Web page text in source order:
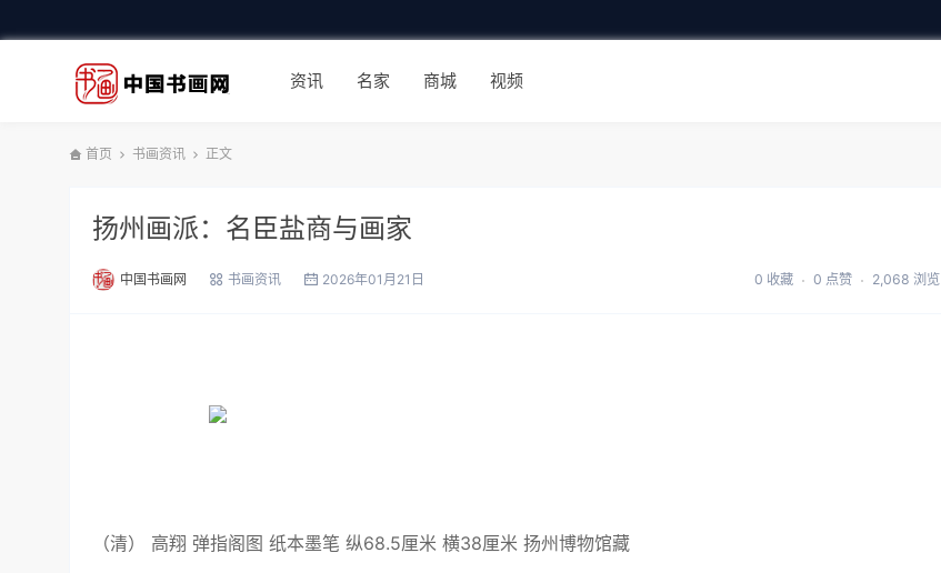
资讯 名家 商城 视频
首页 书画资讯 正文
扬州画派：名臣盐商与画家
中国书画网 书画资讯 2026年01月21日 0 收藏 0 点赞 2,068 浏览
（清） 高翔 弹指阁图 纸本墨笔 纵68.5厘米 横38厘米 扬州博物馆藏